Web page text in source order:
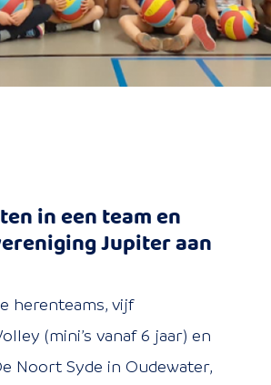
in een team en
Jupiter aan
herenteams, vijf
(mini’s vanaf 6 jaar) en
Noort Syde in Oudewater,